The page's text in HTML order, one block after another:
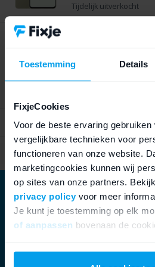
Toestemming Details
FixjeCookies
Voor de beste ervaring gebruiken
vergelijkbare technieken voor
functioneren van onze website.
marketingcookies kunnen wij
op sites van onze partners.
privacy policyvoor meer
Je kunt je toestemming op elk
of aanpassen bovenaan de
We werken samen met21
Tijdelijk uitverkocht
6,7 inch |256 GB
Altijd 14 dagen